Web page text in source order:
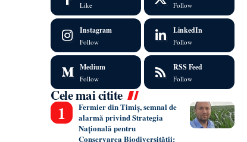
Like Follow
Instagram
Follow
LinkedIn
Follow
Medium
Follow
RSS Feed
Follow
Cele mai citite
Fermier din Timiș, semnal de
alarmă privind Strategia
Națională pentru
Conservarea Biodiversității: